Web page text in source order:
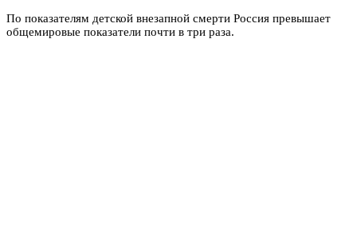
По показателям детской внезапной смерти Россия превышает
общемировые показатели почти в три раза.